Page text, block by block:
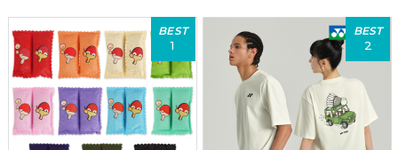
BEST
1
BEST
2